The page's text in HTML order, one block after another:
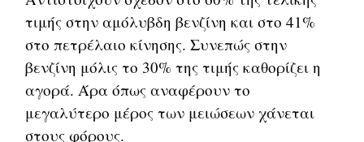
τιμής στην αμόλυβδη βενζίνη και στο 41%
στο πετρέλαιο κίνησης. Συνεπώς στην
βενζίνη μόλις το 30% της τιμής καθορίζει η
αγορά. Άρα όπως αναφέρουν το
μεγαλύτερο μέρος των μειώσεων χάνεται
στους φόρους.